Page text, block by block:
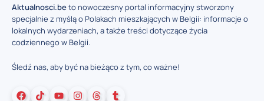
Aktualnosci.beto nowoczesny portal informacyjny stworzony
specjalnie z myślą o Polakach mieszkających w Belgii: informacje o
lokalnych wydarzeniach, a także treści dotyczące życia
codziennego w Belgii.
Śledź nas, aby być na bieżąco z tym, co ważne!